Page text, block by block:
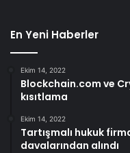
En Yeni Haberler
Ekim 14, 2022
Blockchain.com ve
kısıtlama
Ekim 14, 2022
Tartışmalı hukuk
davalarından alındı